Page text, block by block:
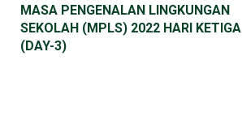
MASA PENGENALAN LINGKUNGAN
SEKOLAH (MPLS) 2022 HARI KETIGA
(DAY-3)